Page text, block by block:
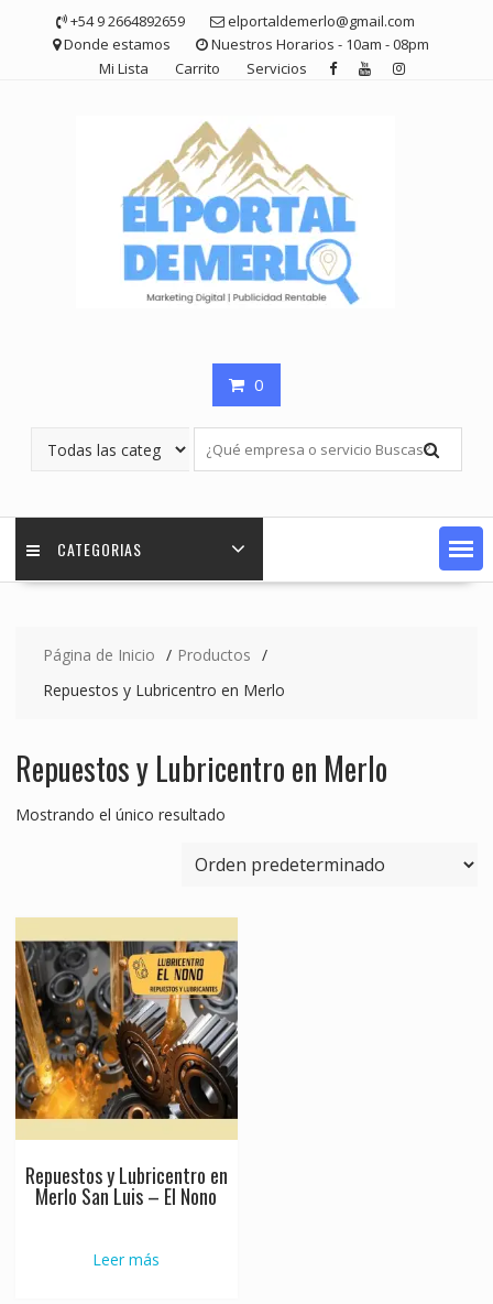
contenido
+54 9 2664892659
elportaldemerlo@gmail.com
Donde estamos
Nuestros Horarios - 10am - 08pm
Mi Lista
Carrito Servicios
0
CATEGORIAS
Página de Inicio
Productos
Repuestos y Lubricentro en Merlo
Repuestos y Lubricentro en Merlo
Mostrando el único resultado
Repuestos y Lubricentro en
Merlo San Luis – El Nono
Leer más